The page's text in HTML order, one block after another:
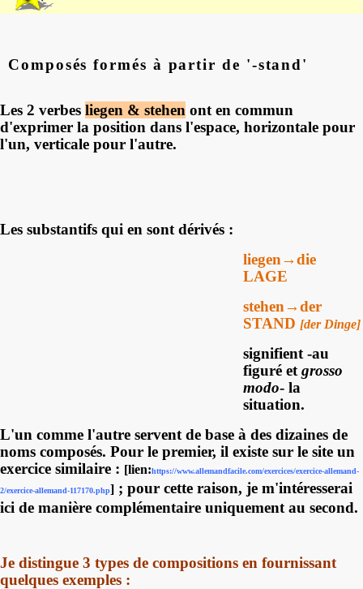
Composés formés à partir de '-stand'
Les 2 verbes liegen & stehen ont en commun
d'exprimer la position dans l'espace, horizontale pour
l'un, verticale pour l'autre.
Les substantifs qui en sont dérivés :
liegen→die
LAGE
stehen→der
STAND [der Dinge]
signifient -au
figuré et grosso
modo- la
situation.
L'un comme l'autre servent de base à des dizaines de
noms composés. Pour le premier, il existe sur le site un
exercice similaire : [lien:https://www.allemandfacile.com/exercices/exercice-allemand-
2/exercice-allemand-117170.php] ; pour cette raison, je m'intéresserai
ici de manière complémentaire uniquement au second.
Je distingue 3 types de compositions en fournissant
quelques exemples :